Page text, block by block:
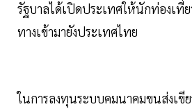
รัฐบาลได้เปิดประเทศให้นักท่องเที่ย
ทางเข้ามายังประเทศไทย
ในการลงทุนระบบคมนาคมขนส่ง